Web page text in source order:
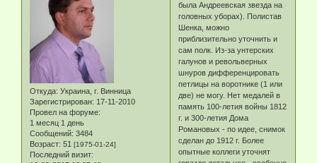
Откуда: Украина, г. Винница
Зарегистрирован: 17-11-2010
Провел на форуме:
1 месяц 1 день
Сообщений: 3484
Возраст: 51 [1975-01-24]
Последний визит:
была Андреевская звезда на
головных уборах). Полистав
Шенка, можно
приблизительно уточнить и
сам полк. Из-за унтерских
галунов и револьверных
шнуров дифференцировать
петлицы на воротнике (1 или
две) не могу. Нет медалей в
память 100-летия войны 1812
г. и 300-летия Дома
Романовых - по идее, снимок
сделан до 1912 г. Более
опытные коллеги уточнят